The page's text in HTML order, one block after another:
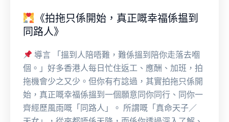
《拍拖只係開始，真正嘅幸福係揾到
同路人》
導言 「搵到人陪唔難，難係搵到陪你走落去嗰
個。」好多香港人每日忙住返工、應酬、加班，拍
拖機會少之又少。但你有冇諗過，其實拍拖只係開
始，真正嘅幸福係搵到一個願意同你同行、同你一
齊經歷風雨嘅「同路人」。 所謂嘅「真命天子／